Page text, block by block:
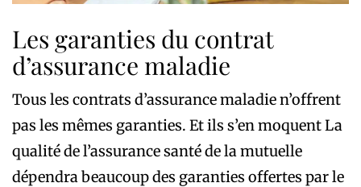
Les garanties du contrat
d’assurance maladie
Tous les contrats d’assurance maladie n’offrent
pas les mêmes garanties. Et ils s’en moquent La
qualité de l’assurance santé de la mutuelle
dépendra beaucoup des garanties offertes par le